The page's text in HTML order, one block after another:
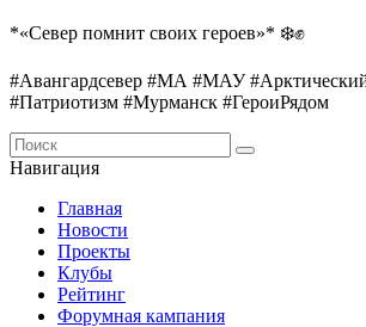
*«Север помнит своих героев»* ❄️✊
#Авангардсевер #МА #МАУ
#Патриотизм #Мурманск #ГероиРядом
Навигация
Главная
Новости
Проекты
Клубы
Рейтинг
Форумная кампания